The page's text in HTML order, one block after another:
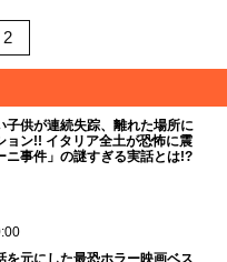
2
子供が連続失踪、離れた場所に
ョン!! イタリア全土が恐怖に震
ニ事件」の謎すぎる実話とは!?
を元にした最恐ホラー映画ベス